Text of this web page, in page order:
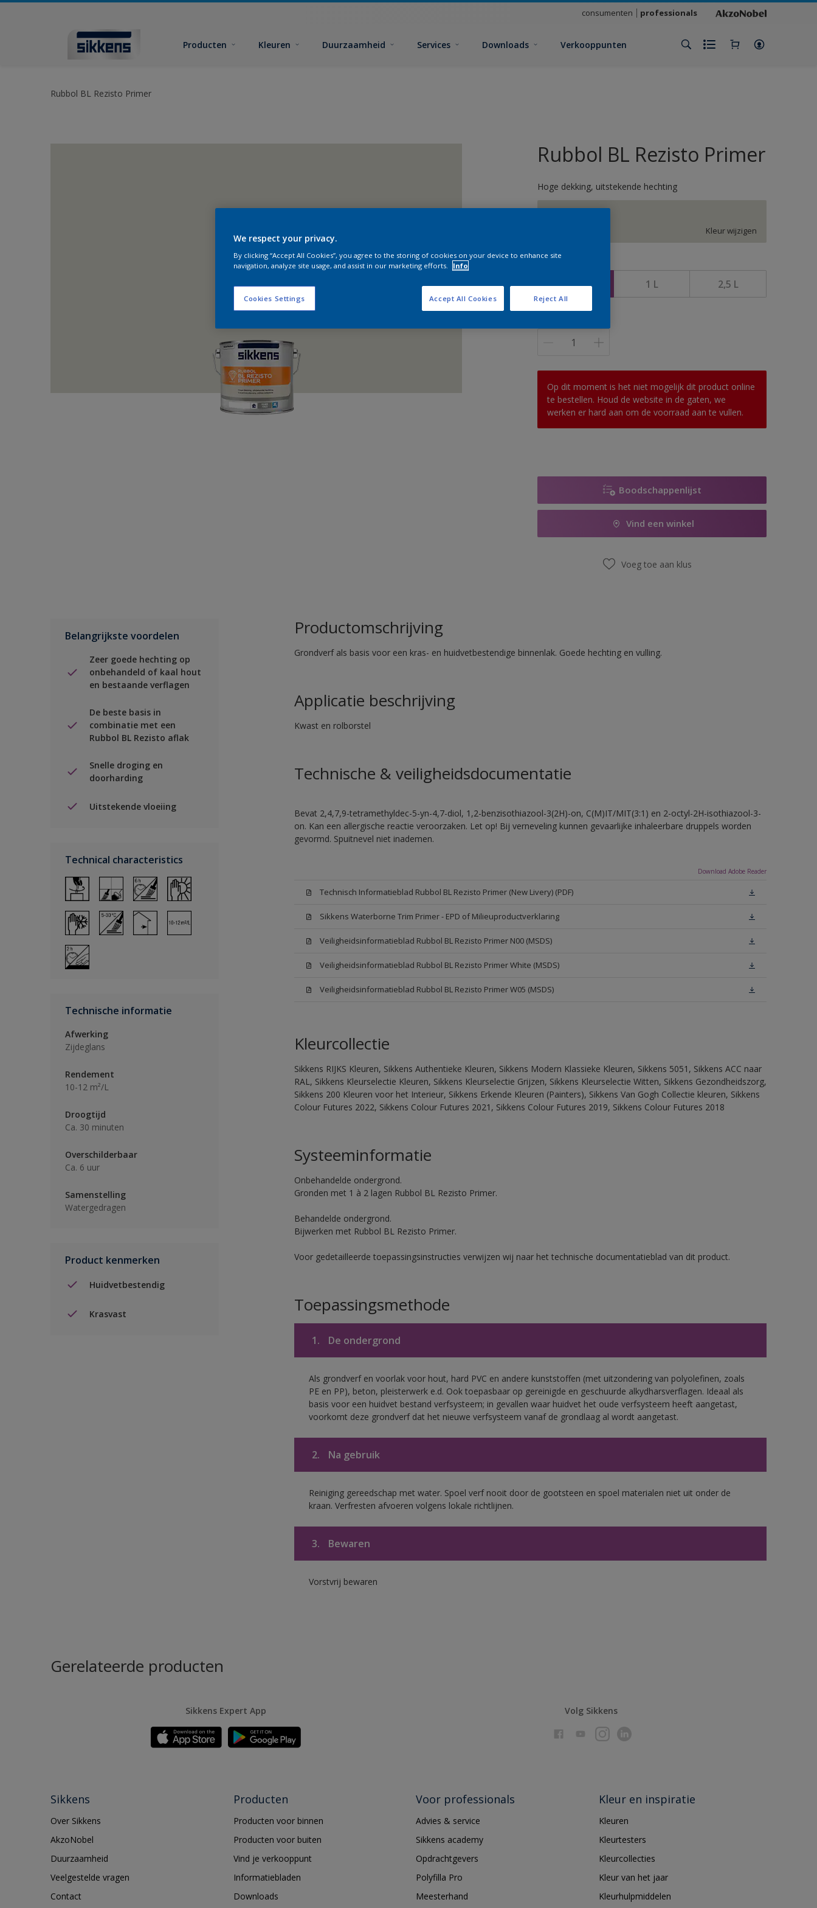
consumenten professionals
Producten Kleuren Duurzaamheid Services Downloads Verkooppunten
Rubbol BL Rezisto Primer
Rubbol BL Rezisto Primer
Hoge dekking, uitstekende hechting
Kleur wijzigen
0,5 L 1 L 2,5 L
Op dit moment is het niet mogelijk dit product online
te bestellen. Houd de website in de gaten, we
werken er hard aan om de voorraad aan te vullen.
Boodschappenlijst
Vind een winkel
Voeg toe aan klus
Belangrijkste voordelen
Zeer goede hechting op
onbehandeld of kaal hout
en bestaande verflagen
De beste basis in
combinatie met een
Rubbol BL Rezisto aflak
Snelle droging en
doorharding
Uitstekende vloeiing
Technical characteristics
Technische informatie
Afwerking
Zijdeglans
Rendement
10-12 m²/L
Droogtijd
Ca. 30 minuten
Overschilderbaar
Ca. 6 uur
Samenstelling
Watergedragen
Product kenmerken
Huidvetbestendig
Krasvast
Productomschrijving
Grondverf als basis voor een kras- en huidvetbestendige binnenlak. Goede hechting en vulling.
Applicatie beschrijving
Kwast en rolborstel
Technische & veiligheidsdocumentatie
Bevat 2,4,7,9-tetramethyldec-5-yn-4,7-diol, 1,2-benzisothiazool-3(2H)-on, C(M)IT/MIT(3:1) en 2-octyl-2H-isothiazool-3-
on. Kan een allergische reactie veroorzaken. Let op! Bij verneveling kunnen gevaarlijke inhaleerbare druppels worden
gevormd. Spuitnevel niet inademen.
Download Adobe Reader
Technisch Informatieblad Rubbol BL Rezisto Primer (New Livery) (PDF)
Sikkens Waterborne Trim Primer - EPD of Milieuproductverklaring
Veiligheidsinformatieblad Rubbol BL Rezisto Primer N00 (MSDS)
Veiligheidsinformatieblad Rubbol BL Rezisto Primer White (MSDS)
Veiligheidsinformatieblad Rubbol BL Rezisto Primer W05 (MSDS)
Kleurcollectie
Sikkens RIJKS Kleuren, Sikkens Authentieke Kleuren, Sikkens Modern Klassieke Kleuren, Sikkens 5051, Sikkens ACC naar
RAL, Sikkens Kleurselectie Kleuren, Sikkens Kleurselectie Grijzen, Sikkens Kleurselectie Witten, Sikkens Gezondheidszorg,
Sikkens 200 Kleuren voor het Interieur, Sikkens Erkende Kleuren (Painters), Sikkens Van Gogh Collectie kleuren, Sikkens
Colour Futures 2022, Sikkens Colour Futures 2021, Sikkens Colour Futures 2019, Sikkens Colour Futures 2018
Systeeminformatie
Onbehandelde ondergrond.
Gronden met 1 à 2 lagen Rubbol BL Rezisto Primer.
Behandelde ondergrond.
Bijwerken met Rubbol BL Rezisto Primer.
Voor gedetailleerde toepassingsinstructies verwijzen wij naar het technische documentatieblad van dit product.
Toepassingsmethode
1. De ondergrond
Als grondverf en voorlak voor hout, hard PVC en andere kunststoffen (met uitzondering van polyolefinen, zoals
PE en PP), beton, pleisterwerk e.d. Ook toepasbaar op gereinigde en geschuurde alkydharsverflagen. Ideaal als
basis voor een huidvet bestand verfsysteem; in gevallen waar huidvet het oude verfsysteem heeft aangetast,
voorkomt deze grondverf dat het nieuwe verfsysteem vanaf de grondlaag al wordt aangetast.
2. Na gebruik
Reiniging gereedschap met water. Spoel verf nooit door de gootsteen en spoel materialen niet uit onder de
kraan. Verfresten afvoeren volgens lokale richtlijnen.
3. Bewaren
Vorstvrij bewaren
Gerelateerde producten
Sikkens Expert App Volg Sikkens
Sikkens
Over Sikkens
AkzoNobel
Duurzaamheid
Veelgestelde vragen
Contact
Producten
Producten voor binnen
Producten voor buiten
Vind je verkooppunt
Informatiebladen
Downloads
Voor professionals
Advies & service
Sikkens academy
Opdrachtgevers
Polyfilla Pro
Meesterhand
Kleur en inspiratie
Kleuren
Kleurtesters
Kleurcollecties
Kleur van het jaar
Kleurhulpmiddelen
We respect your privacy.
By clicking “Accept All Cookies”, you agree to the storing of cookies on your device to enhance site
navigation, analyze site usage, and assist in our marketing efforts.
Info
Cookies Settings Reject All
Accept All Cookies